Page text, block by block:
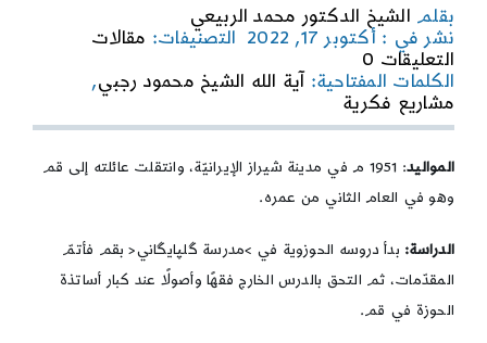
بقلم الشيخ الدكتور محمد الربيعي
نشر في : أكتوبر 17, 2022
التصنيفات: مقالات
التعليقات 0
on
مشاريع
فكرية
19
آية
الله
الشيخ
رجبي
الكلمات المفتاحية: آية الله الشيخ محمود رجبي,
مشاريع فكرية
المواليد
: 1951 م في مدينة شيراز الإيرانيّة، وانتقلت عائلته إلى قم
وهو في العام الثاني من عمره.
الدراسة: بدأ دروسه الحوزوية في >مدرسة گلپايگاني< بقم فأتمّ
المقدّمات، ثم التحق بالدرس الخارج فقهًا وأصولًا عند كبار أساتذة
الحوزة في قم.